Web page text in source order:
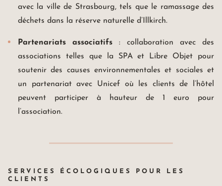
avec la ville de Strasbourg, tels que le ramassage des
déchets dans la réserve naturelle d’Illkirch.
Partenariats associatifs : collaboration avec des
associations telles que la SPA et Libre Objet pour
soutenir des causes environnementales et sociales et
un partenariat avec Unicef où les clients de l’hôtel
peuvent participer à hauteur de 1 euro pour
l’association.
SERVICES ÉCOLOGIQUES POUR LES
CLIENTS